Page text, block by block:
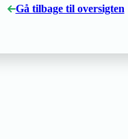
Gå tilbage til oversigten